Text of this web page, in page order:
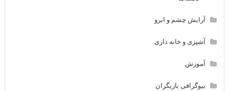
آرایش چشم و ابرو
آشپزی و خانه داری
آموزش
بیوگرافی بازیگران